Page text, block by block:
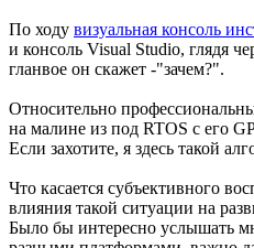
По ходу визуальная консоль
и консоль Visual Studio, глядя
гланвое он скажет -"зачем?".
Относительно
на малине из под RTOS с его
Если захотите, я здесь такой
Что касается субъективного
влияния такой ситуации на
Было бы интересно услышать